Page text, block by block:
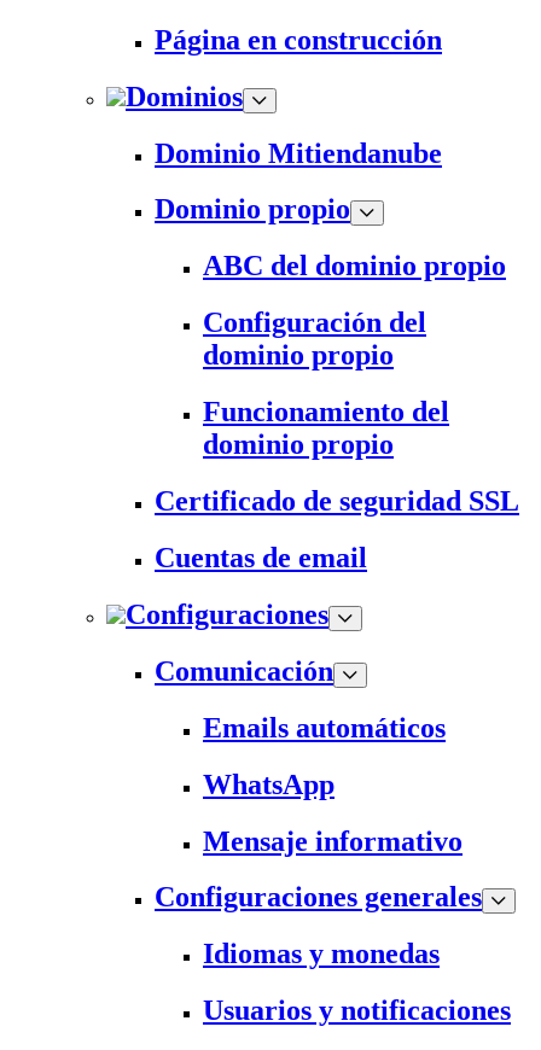
Página en construcción
Dominios
Dominio Mitiendanube
Dominio propio
ABC del dominio propio
Configuración del
dominio propio
Funcionamiento del
dominio propio
Certificado de seguridad SSL
Cuentas de email
Configuraciones
Comunicación
Emails automáticos
WhatsApp
Mensaje informativo
Configuraciones generales
Idiomas y monedas
Usuarios y notificaciones